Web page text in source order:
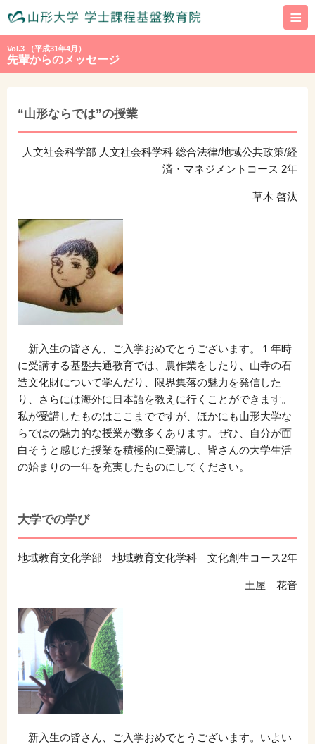
≡
Vol.3 （平成31年4月）
先輩からのメッセージ
“山形ならでは”の授業
人文社会科学部 人文社会科学科 総合法律/地域公共政策/経
済・マネジメントコース 2年
草木 啓汰
新入生の皆さん、ご入学おめでとうございます。１年時
に受講する基盤共通教育では、農作業をしたり、山寺の石
造文化財について学んだり、限界集落の魅力を発信した
り、さらには海外に日本語を教えに行くことができます。
私が受講したものはここまでですが、ほかにも山形大学な
らではの魅力的な授業が数多くあります。ぜひ、自分が面
白そうと感じた授業を積極的に受講し、皆さんの大学生活
の始まりの一年を充実したものにしてください。
大学での学び
地域教育文化学部 地域教育文化学科 文化創生コース2年
土屋 花音
新入生の皆さん、ご入学おめでとうございます。いよい